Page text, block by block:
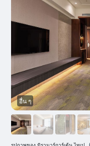
อื่น ๆ